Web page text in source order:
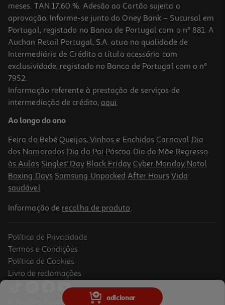
adicionar
Vinho Tinto Piano Reserva Douro 0.75l
11.99 €/Lt
8,99 €
Vinho Tinto Fagote Reserva Douro 0.75l
meses. TAN 17,60 %. Adesão ao Cartão sujeita a
aprovação. Informe-se junto do Oney Bank – Sucursal em
Portugal, registado no Banco de Portugal com o nº 881. A
Auchan Retail Portugal, S.A. atua na qualidade de
Intermediário de Crédito a título acessório com
exclusividade, registado no Banco de Portugal com o nº
7952.
Informação referente à prestação de serviços de
intermediação de crédito, aqui.
Ao longo do ano
Feira do Bebé Queijos, Vinhos e Enchidos Carnaval Dia
dos Namorados Dia do Pai Páscoa Dia da Mãe Regresso
às Aulas Singles' Day Black Friday Cyber Monday Natal
Boxing Days Samsung Unpacked After Hours Vida
saudável
Informação de recolha de produto.
Política de Privacidade
Termos e Condições
Política de Cookies
Livro de reclamações
© Auchan Retail Portugal